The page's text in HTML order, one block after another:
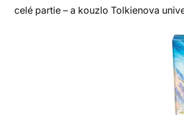
celé partie – a kouzlo Tolkienova